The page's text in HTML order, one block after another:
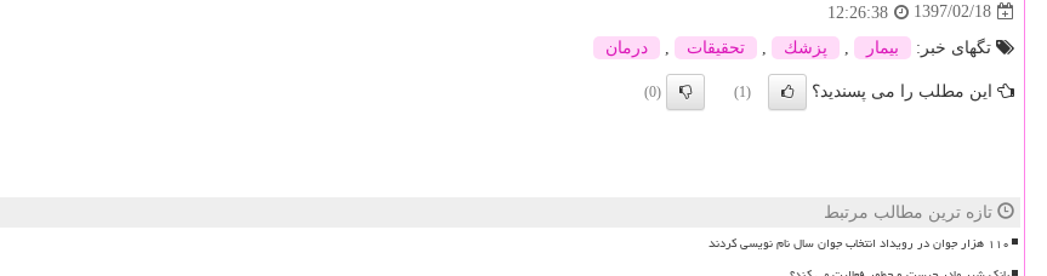
1397/02/18
12:26:38
تگهای خبر:
بیمار پزشك تحقیقات درمان
این مطلب را می پسندید؟ (1)
(0)
تازه ترین مطالب مرتبط
۱۱۰ هزار جوان در رویداد انتخاب جوان سال نام نویسی کردند